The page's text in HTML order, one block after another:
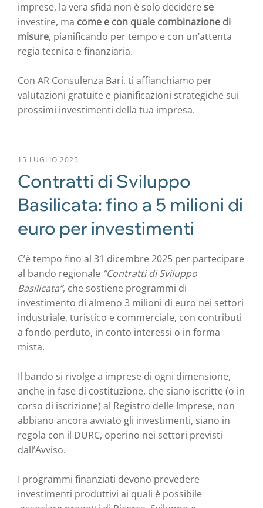
imprese, la vera sfida non è solo deciderese
investire, ma come e con quale combinazione di
misure, pianificando per tempo e con un’attenta
regia tecnica e finanziaria.
Con AR Consulenza Bari, ti affianchiamo per
valutazioni gratuite e pianificazioni strategiche sui
prossimi investimenti della tua impresa.
15 LUGLIO 2025
Contratti di Sviluppo
Basilicata: fino a 5 milioni di
euro per investimenti
C’è tempo fino al 31 dicembre 2025 per partecipare
al bando regionale “Contratti di Sviluppo
Basilicata”, che sostiene programmi di
investimento di almeno 3 milioni di euro nei settori
industriale, turistico e commerciale, con contributi
a fondo perduto, in conto interessi o in forma
mista.
Il bando si rivolge a imprese di ogni dimensione,
anche in fase di costituzione, che siano iscritte (o in
corso di iscrizione) al Registro delle Imprese, non
abbiano ancora avviato gli investimenti, siano in
regola con il DURC, operino nei settori previsti
dall’Avviso.
I programmi finanziati devono prevedere
investimenti produttivi ai quali è possibile